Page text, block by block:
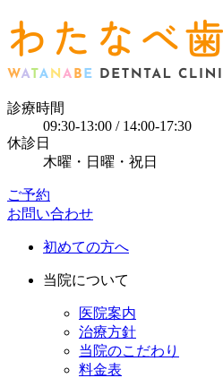
診療時間
09:30-13:00 / 14:00-17:30
休診日
木曜・日曜・祝日
ご予約
お問い合わせ
初めての方へ
当院について
医院案内
治療方針
当院のこだわり
料金表